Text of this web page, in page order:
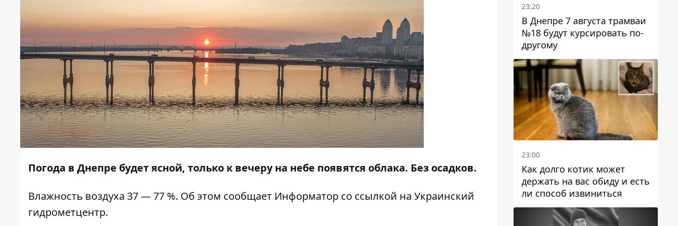
Погода в Днепре будет ясной, только к вечеру на небе появятся облака. Без осадков.
Влажность воздуха 37 — 77 %. Об этом сообщает Информатор со ссылкой на Украинский
гидрометцентр.
23:20
В Днепре 7 августа трамваи
№18 будут курсировать по-
другому
23:00
Как долго котик может
держать на вас обиду и есть
ли способ извиниться